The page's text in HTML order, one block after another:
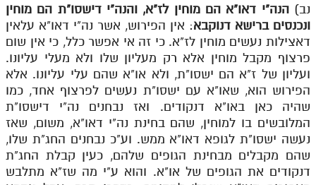
מנוע חיפוש בספרים
תלמוד עשר הספירות בעיון
תלמוד עשר הספירות חלק א
תע"ס חלק ג' עיון
תלמוד עשר הספירות חלק ד
תלמוד עשר הספירות חלק ה
נב)הנה"י דאו"א הם מוחין לז"א, והנה"י דישסו"ת הם מוחין
ונכנסים ברישא דנוקבא: אין הפירוש, אשר נה"י דאו"א עלאין
דאצילות נעשים מוחין לז"א. כי זה אי אפשר כלל, כי אין שום
פרצוף מקבל מוחין אלא רק מעליון שלו ולא מעלי עליונו.
ועליון של ז"א הם ישסו"ת, ולא או"א שהם עלי עליונו. אלא
הפירוש הוא, שאו"א עם ישסו"ת נעשים לפרצוף אחד, כמו
שהיה כאן באו"א דנקודים. ואז נבחנים נה"י דישסו"ת
המלובשים בו למוחין, שהם בחינת נה"י דאו"א, משום, שאז
נעשה ישסו"ת לגופא דאו"א ממש. וע"כ נבחנים החג"ת שלו,
שהם מקבלים מבחינת הגופים שלהם, כעין קבלת החג"ת
דנקודים את הגופים של או"א. והוא ע"י מה שז"א מתלבש